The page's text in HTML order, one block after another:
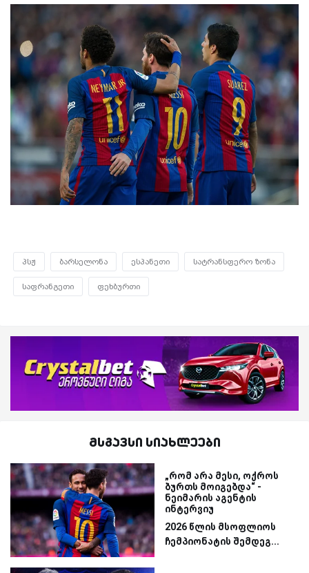
პსჟ ბარსელონა ესპანეთი სატრანსფერო ზონა
საფრანგეთი ფეხბურთი
მსგავსი სიახლეები
„რომ არა მესი, ოქროს
ბურთს მოიგებდა“ -
ნეიმარის აგენტის
ინტერვიუ
2026 წლის მსოფლიოს
ჩემპიონატის შემდეგ...